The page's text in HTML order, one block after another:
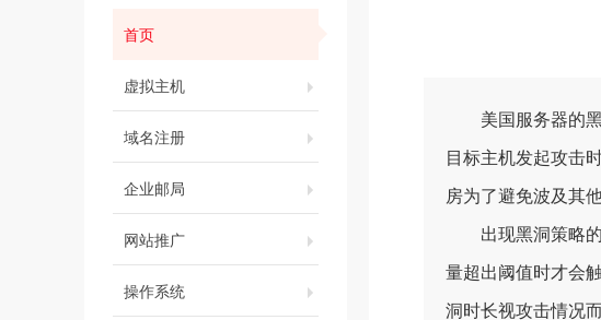
首页
虚拟主机
域名注册
企业邮局
网站推广
操作系统
美国服务器的黑
目标主机发起攻击
房为了避免波及其
出现黑洞策略的
量超出阈值时才会
洞时长视攻击情况